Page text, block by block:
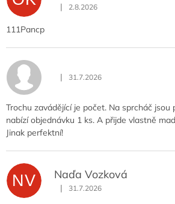
Hodnocení obchodu je 5 z 5
| 2.8.2026
111Pancp
Hodnocení obchodu je 5 z 5
| 31.7.2026
Trochu zavádějící je počet. Na sprcháč jsou
nabízí objednávku 1 ks. A přijde vlastně
Jinak perfektní!
NV Naďa Vozková
Hodnocení obchodu je 5 z 5
| 31.7.2026